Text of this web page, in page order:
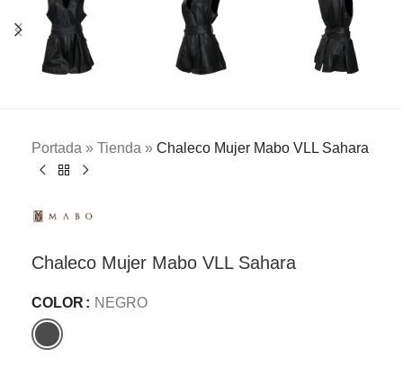
Portada » Tienda » Chaleco Mujer Mabo VLL Sahara
Chaleco Mujer Mabo VLL Sahara
COLOR NEGRO